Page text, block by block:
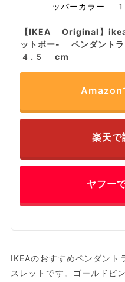
【IKEA Original】
ットボー- ペンダント
4.5 cm
Amazon
楽天で
ヤフー
IKEAのおすすめペンダン
スレットです。ゴールドピ